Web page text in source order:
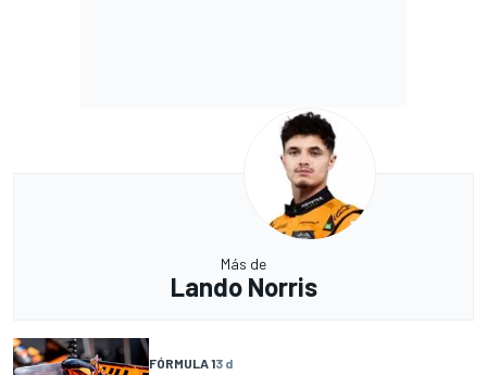
Más de
Lando Norris
FÓRMULA 13 d